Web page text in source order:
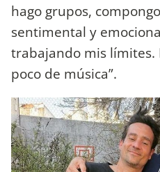
hago grupos,
sentimental y
trabajando mis límites.
poco de música”.